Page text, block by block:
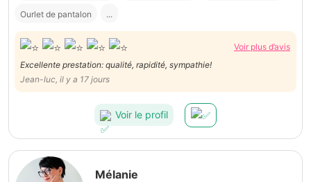
Ourlet de pantalon ...
Voir plus d’avis
Excellente prestation: qualité, rapidité, sympathie!
Jean-luc, il y a 17 jours
Voir le profil
Mélanie